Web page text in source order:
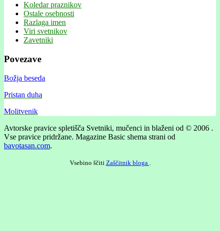
Koledar praznikov
Ostale osebnosti
Razlaga imen
Viri svetnikov
Zavetniki
Povezave
Božja beseda
Pristan duha
Molitvenik
Avtorske pravice spletišča Svetniki, mučenci in blaženi od © 2006 .
Vse pravice pridržane. Magazine Basic shema strani od
bavotasan.com.
Vsebino ščiti Zaščitnik bloga